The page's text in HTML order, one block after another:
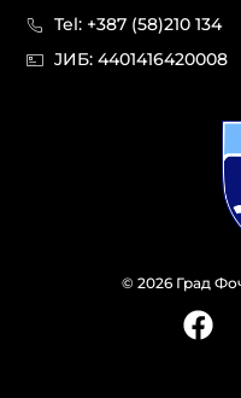
© 2026 Град
Tel: +387 (58)210 134
JИБ: 44014164​20008